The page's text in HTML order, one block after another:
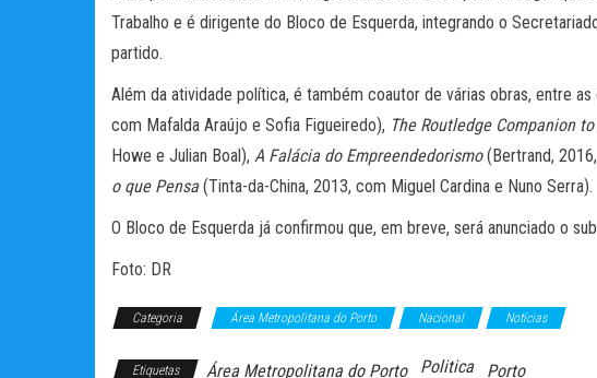
Trabalho e é dirigente do Bloco de Esquerda, integrando o
partido.
Além da atividade política, é também coautor de várias obras, entre as
com Mafalda Araújo e Sofia Figueiredo), The Routledge Companion
Howe e Julian Boal), A Falácia do Empreendedorismo(Bertrand,
o que Pensa(Tinta-da-China, 2013, com Miguel Cardina e Nuno Serra).
O Bloco de Esquerda já confirmou que, em breve, será anunciado o
Foto: DR
Categoria Área Metropolitana do Porto Nacional Notícias
Etiquetas Área Metropolitana do Porto Politica Porto